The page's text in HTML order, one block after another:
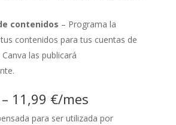
contenidos – Programa la
contenidos para tus cuentas de
las publicará
11,99 €/mes
para ser utilizada por